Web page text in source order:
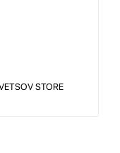
СКИДКА
STORE